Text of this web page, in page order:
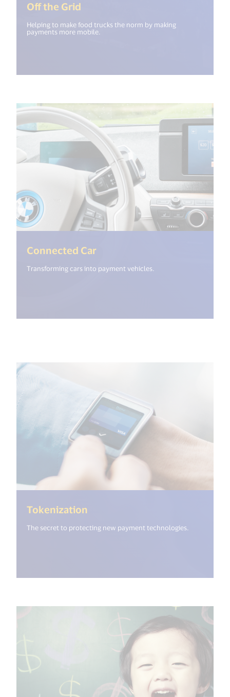
Off the Grid
Helping to make food trucks the norm by making
payments more mobile.
Connected Car
Transforming cars into payment vehicles.
Tokenization
The secret to protecting new payment technologies.